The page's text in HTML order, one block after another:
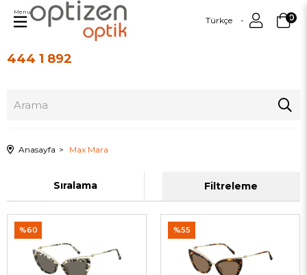
444 1 892
Türkçe 0
Menu
Anasayfa Max Mara
Filtreleme
Sıralama
%60 %55